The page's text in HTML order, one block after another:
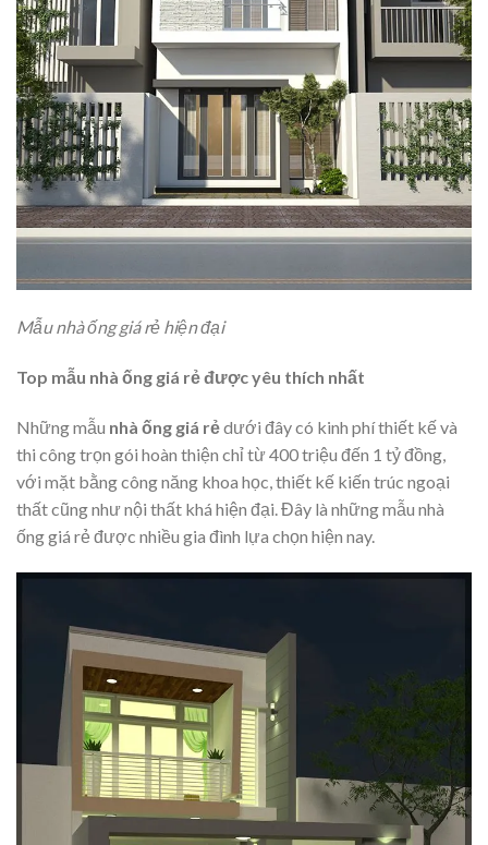
Mẫu nhà ống giá rẻ hiện đại
Top mẫu nhà ống giá rẻ được yêu thích nhất
Những mẫu nhà ống giá rẻdưới đây có kinh phí thiết kế và
thi công trọn gói hoàn thiện chỉ từ 400 triệu đến 1 tỷ đồng,
với mặt bằng công năng khoa học, thiết kế kiến trúc ngoại
thất cũng như nội thất khá hiện đại. Đây là những mẫu nhà
ống giá rẻ được nhiều gia đình lựa chọn hiện nay.